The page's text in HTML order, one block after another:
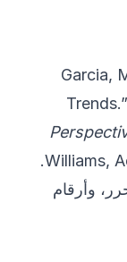
Garcia,
Williams,
وأرقام